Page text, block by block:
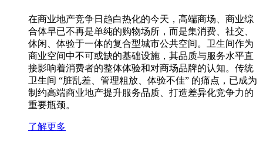
在商业地产竞争日趋白热化的今天，高端商场、商业综
合体早已不再是单纯的购物场所，而是集消费、社交、
休闲、体验于一体的复合型城市公共空间。卫生间作为
商业空间中不可或缺的基础设施，其品质与服务水平直
接影响着消费者的整体体验和对商场品牌的认知。传统
卫生间 “脏乱差、管理粗放、体验不佳” 的痛点，已成为
制约高端商业地产提升服务品质、打造差异化竞争力的
重要瓶颈。
了解更多